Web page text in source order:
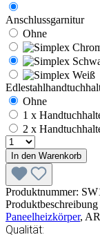
Anschlussgarnitur
Ohne
Ohne
1 x
2 x
In den Warenkorb
Produktnummer:
Produktbeschreibung
Paneelheizkörper,
Qualität: